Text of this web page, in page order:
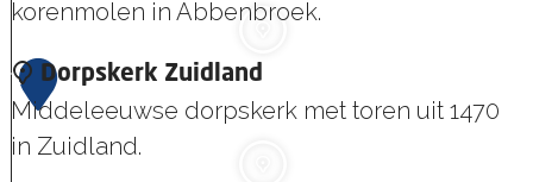
tb
e
n
b
h
s
h
e
n
A
e
g
korenmolen in Abbenbroek.
M
o
l
1
7
Dorpskerk Zuidland
Middeleeuwse dorpskerk met toren uit 1470
in Zuidland.